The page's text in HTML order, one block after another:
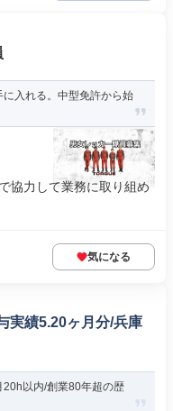
入れる。中型免許から始
協力して業務に取り組め
気になる
実績5.20ヶ月分/兵庫
20h以内/創業80年超の歴